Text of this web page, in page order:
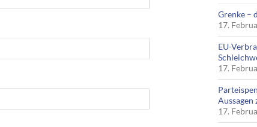
Grenke –
17.
EU-
17.
Aussagen
17.